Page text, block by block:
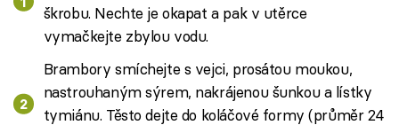
škrobu. Nechte je okapat a pak v utěrce
vymačkejte zbylou vodu.
Brambory smíchejte s vejci, prosátou moukou,
nastrouhaným sýrem, nakrájenou šunkou a lístky
tymiánu. Těsto dejte do koláčové formy (průměr 24